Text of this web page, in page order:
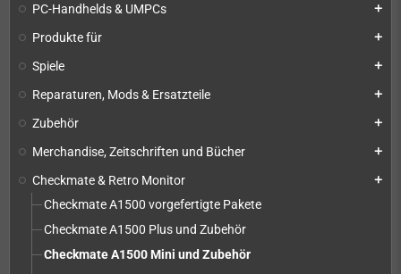
PC-Handhelds & UMPCs add
Produkte für add
Spiele add
Reparaturen, Mods & Ersatzteile add
Zubehör add
Merchandise, Zeitschriften und Bücher add
Checkmate & Retro Monitor add
Checkmate A1500 vorgefertigte Pakete
Checkmate A1500 Plus und Zubehör
Checkmate A1500 Mini und Zubehör